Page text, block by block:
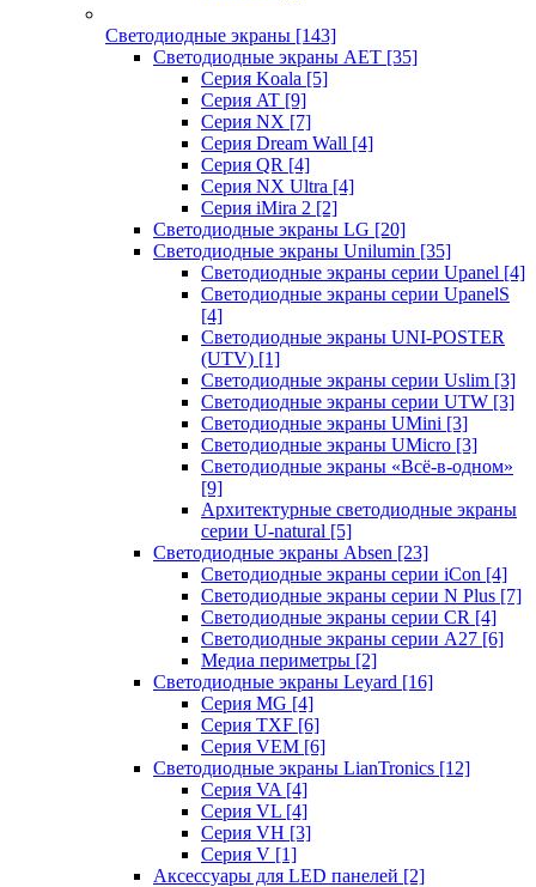
Светодиодные экраны [143]
Светодиодные экраны AET [35]
Cерия Koala [5]
Серия AT [9]
Серия NX [7]
Серия Dream Wall [4]
Серия QR [4]
Серия NX Ultra [4]
Серия iMira 2 [2]
Светодиодные экраны LG [20]
Светодиодные экраны Unilumin [35]
Светодиодные экраны серии Upanel [4]
Светодиодные экраны серии UpanelS
[4]
Светодиодные экраны UNI-POSTER
(UTV) [1]
Светодиодные экраны серии Uslim [3]
Светодиодные экраны серии UTW [3]
Светодиодные экраны UMini [3]
Светодиодные экраны UMicro [3]
Светодиодные экраны «Всё-в-одном»
[9]
Архитектурные светодиодные экраны
серии U-natural [5]
Светодиодные экраны Absen [23]
Светодиодные экраны серии iCon [4]
Светодиодные экраны серии N Plus [7]
Светодиодные экраны серии CR [4]
Светодиодные экраны серии А27 [6]
Медиа периметры [2]
Светодиодные экраны Leyard [16]
Серия MG [4]
Серия TXF [6]
Серия VEM [6]
Светодиодные экраны LianTronics [12]
Серия VA [4]
Серия VL [4]
Серия VH [3]
Серия V [1]
Аксессуары для LED панелей [2]